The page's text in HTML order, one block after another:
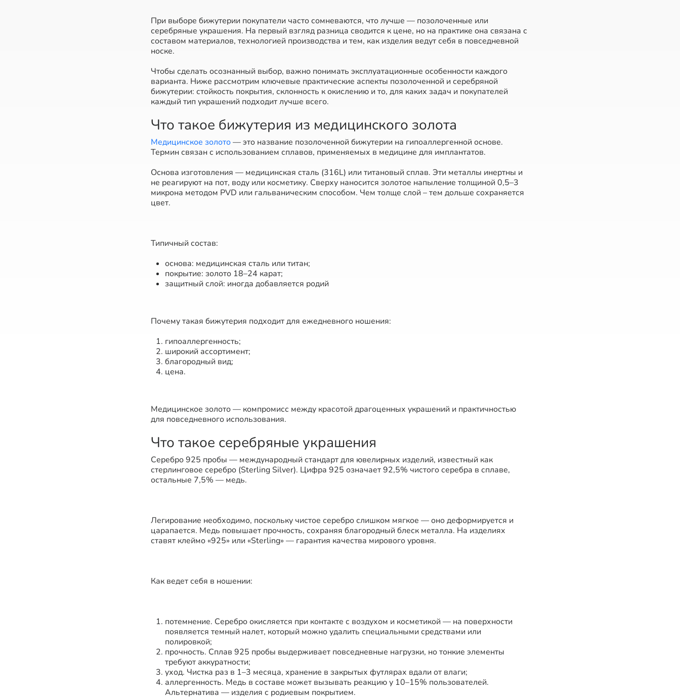
При выборе бижутерии покупатели часто сомневаются, что лучше — позолоченные или
серебряные украшения. На первый взгляд разница сводится к цене, но на практике она связана с
составом материалов, технологией производства и тем, как изделия ведут себя в повседневной
носке.
Чтобы сделать осознанный выбор, важно понимать эксплуатационные особенности каждого
варианта. Ниже рассмотрим ключевые практические аспекты позолоченной и серебряной
бижутерии: стойкость покрытия, склонность к окислению и то, для каких задач и покупателей
каждый тип украшений подходит лучше всего.
Что такое бижутерия из медицинского золота
Медицинское золото— это название позолоченной бижутерии на гипоаллергенной основе.
Термин связан с использованием сплавов, применяемых в медицине для имплантатов.
Основа изготовления — медицинская сталь (316L) или титановый сплав. Эти металлы инертны и
не реагируют на пот, воду или косметику. Сверху наносится золотое напыление толщиной 0,5–3
микрона методом PVD или гальваническим способом. Чем толще слой – тем дольше сохраняется
цвет.
Типичный состав:
основа: медицинская сталь или титан;
покрытие: золото 18–24 карат;
защитный слой: иногда добавляется родий
Почему такая бижутерия подходит для ежедневного ношения:
гипоаллергенность;
широкий ассортимент;
благородный вид;
цена.
Медицинское золото — компромисс между красотой драгоценных украшений и практичностью
для повседневного использования.​​​​​​​​​​​​​​​​
Что такое серебряные украшения
Серебро 925 пробы — международный стандарт для ювелирных изделий, известный как
стерлинговое серебро (Sterling Silver). Цифра 925 означает 92,5% чистого серебра в сплаве,
остальные 7,5% — медь.
Легирование необходимо, поскольку чистое серебро слишком мягкое — оно деформируется и
царапается. Медь повышает прочность, сохраняя благородный блеск металла. На изделиях
ставят клеймо «925» или «Sterling» — гарантия качества мирового уровня.
Как ведет себя в ношении:
потемнение. Серебро окисляется при контакте с воздухом и косметикой — на поверхности
появляется темный налет, который можно удалить специальными средствами или
полировкой;
прочность. Сплав 925 пробы выдерживает повседневные нагрузки, но тонкие элементы
требуют аккуратности;
уход. Чистка раз в 1–3 месяца, хранение в закрытых футлярах вдали от влаги;
аллергенность. Медь в составе может вызывать реакцию у 10–15% пользователей.
Альтернатива — изделия с родиевым покрытием.